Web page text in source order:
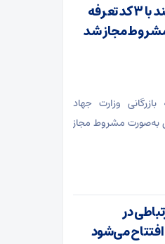
صادرات قند با ۳ کد تعرفه
مجاز شد
وزارت جهاد
کد تعرفه گمرکی به‌صورت مشروط مجاز
در
می‌شود